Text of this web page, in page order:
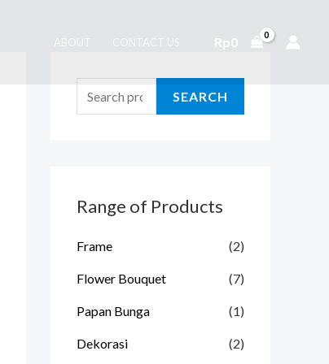
Rp0
c
:
SEARCH
Range of Products
Frame (2)
Flower Bouquet (7)
Papan Bunga (1)
Dekorasi (2)